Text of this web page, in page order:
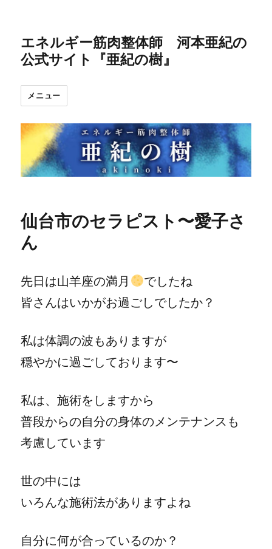
エネルギー筋肉整体師 河本亜紀の
公式サイト『亜紀の樹』
メニュー
仙台市のセラピスト〜愛子さ
ん
先日は山羊座の満月
でしたね
皆さんはいかがお過ごしでしたか？
私は体調の波もありますが
穏やかに過ごしております〜
私は、施術をしますから
普段からの自分の身体のメンテナンスも
考慮しています
世の中には
いろんな施術法がありますよね
自分に何が合っているのか？